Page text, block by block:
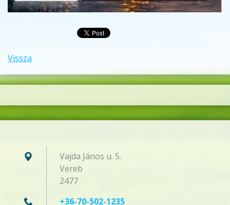
Vissza
Vajda János u. 5.
Vereb
2477
+36-70-502-1235